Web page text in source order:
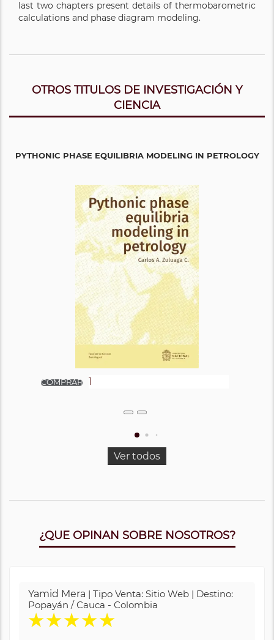
last two chapters present details of thermobarometric
calculations and phase diagram modeling.
OTROS TITULOS DE INVESTIGACIÓN Y
CIENCIA
PYTHONIC PHASE EQUILIBRIA MODELING IN PETROLOGY
Ver todos
¿QUE OPINAN SOBRE NOSOTROS?
Yamid Mera | Tipo Venta: Sitio Web | Destino:
Popayán / Cauca - Colombia
★★★★★